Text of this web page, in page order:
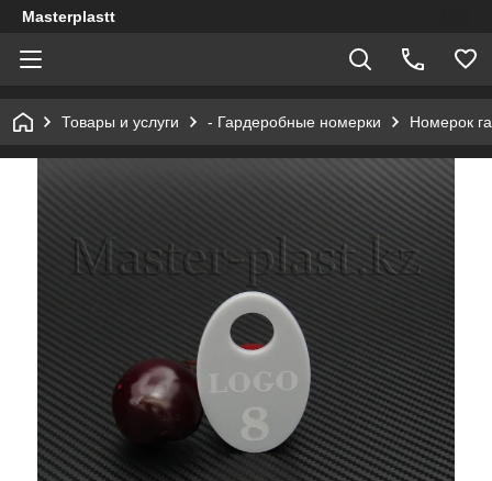
Masterplastt
Товары и услуги - Гардеробные номерки Номерок